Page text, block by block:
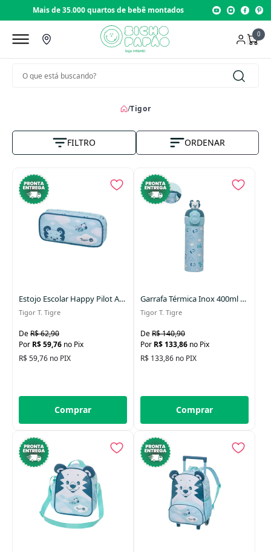
Mais de 35.000 quartos de bebê montados Loja
0
/Tigor
FILTRO ORDENAR
Vendas
Menor Preço
Maior Preço
Data Lançamento
Estojo Escolar Happy Pilot Azul
Tigor T. Tigre
R$ 62,90
R$ 59,76 no Pix
R$ 59,76 no PIX
Comprar
Garrafa Térmica Inox 400ml Happy Pilot Azul
Tigor T. Tigre
R$ 140,90
R$ 133,86 no Pix
R$ 133,86 no PIX
Comprar